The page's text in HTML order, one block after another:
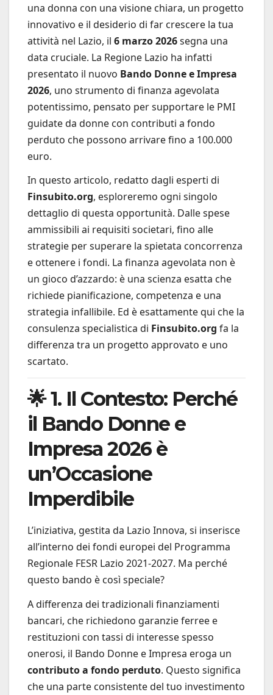
una donna con una visione chiara, un progetto
innovativo e il desiderio di far crescere la tua
attività nel Lazio, il 6 marzo 2026segna una
data cruciale. La Regione Lazio ha infatti
presentato il nuovo Bando Donne e Impresa
2026, uno strumento di finanza agevolata
potentissimo, pensato per supportare le PMI
guidate da donne con contributi a fondo
perduto che possono arrivare fino a 100.000
euro.
In questo articolo, redatto dagli esperti di
Finsubito.org, esploreremo ogni singolo
dettaglio di questa opportunità. Dalle spese
ammissibili ai requisiti societari, fino alle
strategie per superare la spietata concorrenza
e ottenere i fondi. La finanza agevolata non è
un gioco d’azzardo: è una scienza esatta che
richiede pianificazione, competenza e una
strategia infallibile. Ed è esattamente qui che la
consulenza specialistica di Finsubito.org fa la
differenza tra un progetto approvato e uno
scartato.
🌟 1. Il Contesto: Perché
il Bando Donne e
Impresa 2026 è
un’Occasione
Imperdibile
L’iniziativa, gestita da Lazio Innova, si inserisce
all’interno dei fondi europei del Programma
Regionale FESR Lazio 2021-2027. Ma perché
questo bando è così speciale?
A differenza dei tradizionali finanziamenti
bancari, che richiedono garanzie ferree e
restituzioni con tassi di interesse spesso
onerosi, il Bando Donne e Impresa eroga un
contributo a fondo perduto. Questo significa
che una parte consistente del tuo investimento